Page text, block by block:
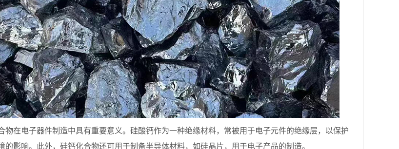
在电子器件制造中具有重要意义。硅酸钙作为一种绝缘材料，常被用于电子元件的绝缘层，以保护
的影响。此外，硅钙化合物还可用于制备半导体材料，如硅晶片，用于电子产品的制造。